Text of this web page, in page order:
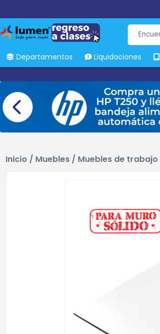
Departamentos Liquidaciones
Inicio / Muebles / Muebles de trabajo